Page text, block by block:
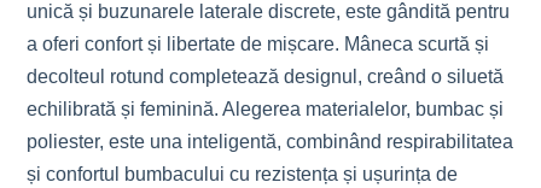
unică și buzunarele laterale discrete, este gândită pentru
a oferi confort și libertate de mișcare. Mâneca scurtă și
decolteul rotund completează designul, creând o siluetă
echilibrată și feminină. Alegerea materialelor, bumbac și
poliester, este una inteligentă, combinând respirabilitatea
și confortul bumbacului cu rezistența și ușurința de